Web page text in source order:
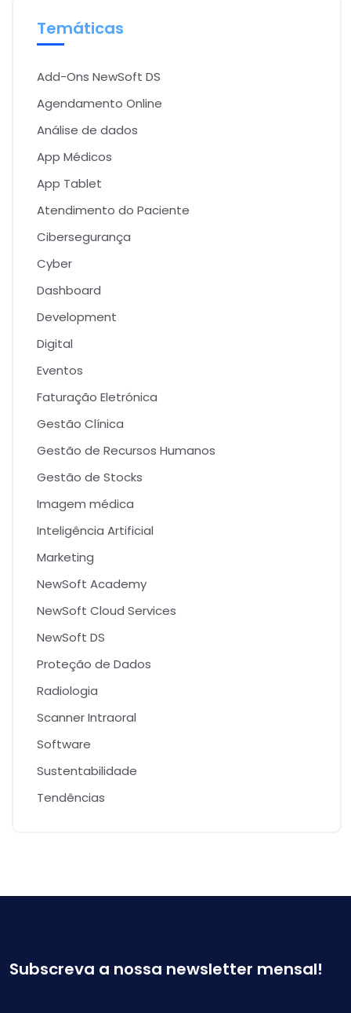
Temáticas
Add-Ons NewSoft DS
Agendamento Online
Análise de dados
App Médicos
App Tablet
Atendimento do Paciente
Cibersegurança
Cyber
Dashboard
Development
Digital
Eventos
Faturação Eletrónica
Gestão Clínica
Gestão de Recursos Humanos
Gestão de Stocks
Imagem médica
Inteligência Artificial
Marketing
NewSoft Academy
NewSoft Cloud Services
NewSoft DS
Proteção de Dados
Radiologia
Scanner Intraoral
Software
Sustentabilidade
Tendências
Subscreva a nossa newsletter mensal!